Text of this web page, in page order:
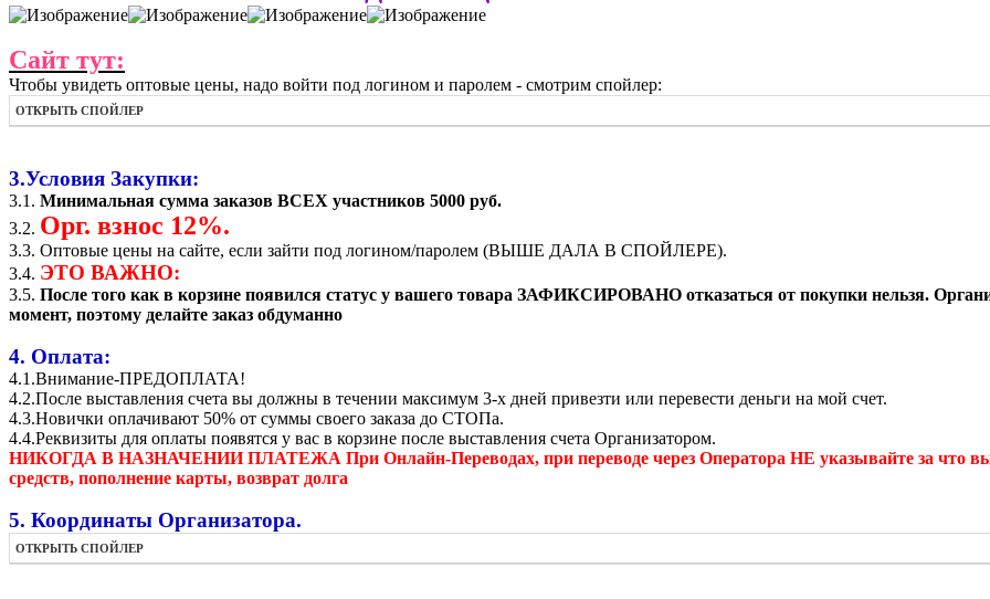
Сайт тут:
Чтобы увидеть оптовые цены, надо войти под логином и паролем - смотрим спойлер:
ОТКРЫТЬ СПОЙЛЕР
3.Условия Закупки:
3.1. Минимальная сумма заказов ВСЕХ участников 5000 руб.
3.2. Орг. взнос 12%.
3.3. Оптовые цены на сайте, если зайти под логином/паролем (ВЫШЕ ДАЛА В СПОЙЛЕРЕ).
3.4. ЭТО ВАЖНО:
3.5. После того как в корзине появился статус у вашего товара ЗАФИКСИРОВАНО отказаться от покупки нельзя.
момент, поэтому делайте заказ обдуманно
4. Оплата:
4.1.Внимание-ПРЕДОПЛАТА!
4.2.После выставления счета вы должны в течении максимум 3-х дней привезти или перевести деньги на мой счет.
4.3.Новички оплачивают 50% от суммы своего заказа до СТОПа.
4.4.Реквизиты для оплаты появятся у вас в корзине после выставления счета Организатором.
НИКОГДА В НАЗНАЧЕНИИ ПЛАТЕЖА При Онлайн-Переводах, при переводе через Оператора НЕ указывайте за что вы
средств, пополнение карты, возврат долга
5. Координаты Организатора.
ОТКРЫТЬ СПОЙЛЕР